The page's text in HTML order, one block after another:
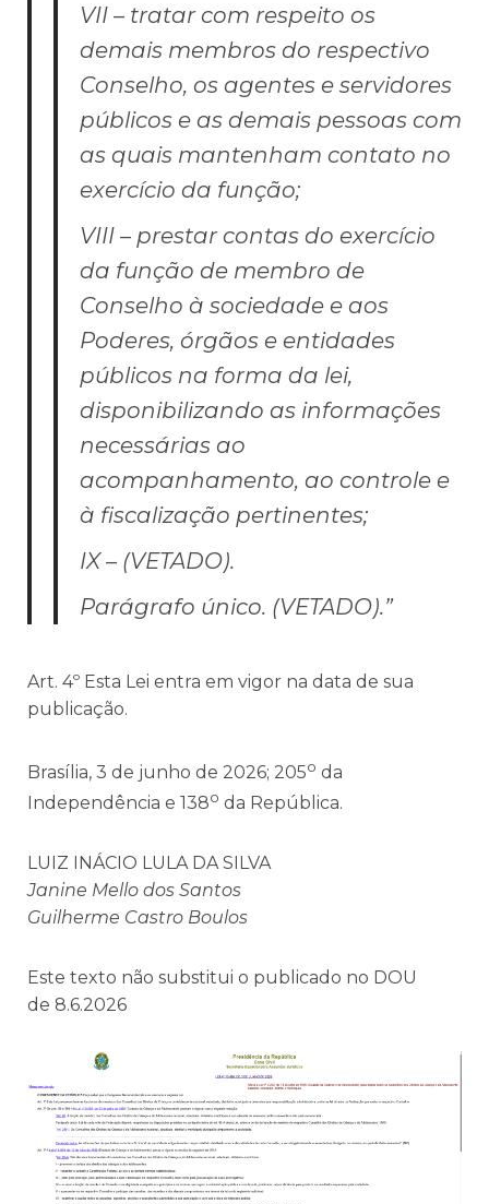
VII – tratar com respeito os
demais membros do respectivo
Conselho, os agentes e servidores
públicos e as demais pessoas com
as quais mantenham contato no
exercício da função;
VIII – prestar contas do exercício
da função de membro de
Conselho à sociedade e aos
Poderes, órgãos e entidades
públicos na forma da lei,
disponibilizando as informações
necessárias ao
acompanhamento, ao controle e
à fiscalização pertinentes;
IX – (VETADO).
Parágrafo único. (VETADO).”
Art. 4º Esta Lei entra em vigor na data de sua
publicação.
Brasília, 3 de junho de 2026; 205o da
Independência e 138o da República.
LUIZ INÁCIO LULA DA SILVA
Janine Mello dos Santos
Guilherme Castro Boulos
Este texto não substitui o publicado no DOU
de 8.6.2026